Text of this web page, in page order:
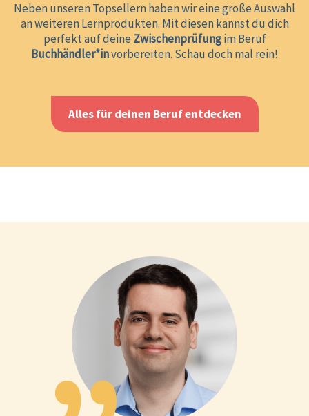
Neben unseren Topsellern haben wir eine große Auswahl
an weiteren Lernprodukten. Mit diesen kannst du dich
perfekt auf deine Zwischenprüfungim Beruf
Buchhändler*invorbereiten. Schau doch mal rein!
Alles für deinen Beruf entdecken